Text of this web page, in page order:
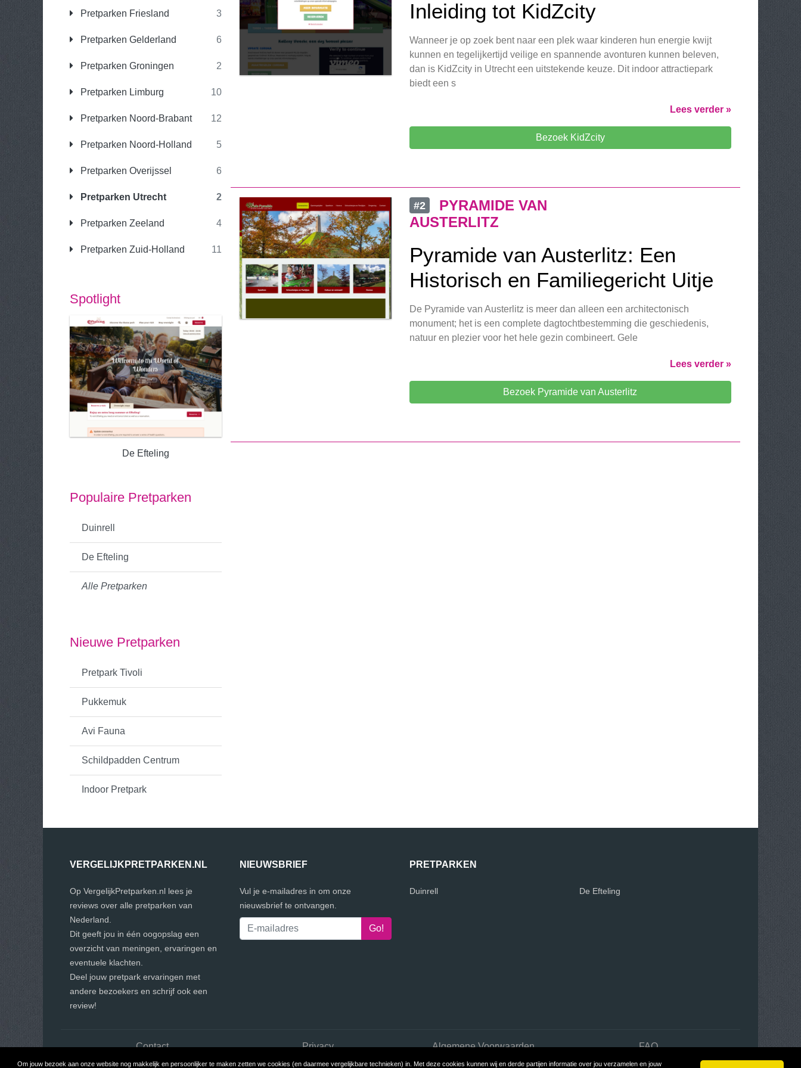
Om jouw bezoek aan onze website nog makkelijk en persoonlijker te maken zetten we cookies (en daarmee vergelijkbare technieken) in. Met deze cookies kunnen wij en derde partijen informatie over jou verzamelen en jouw
Pretparken Friesland 3
Pretparken Gelderland 6
Pretparken Groningen 2
Pretparken Limburg 10
Pretparken Noord-Brabant 12
Pretparken Noord-Holland 5
Pretparken Overijssel 6
Pretparken Utrecht 2
Pretparken Zeeland 4
Pretparken Zuid-Holland 11
Spotlight
De Efteling
Populaire Pretparken
Duinrell
De Efteling
Alle Pretparken
Nieuwe Pretparken
Pretpark Tivoli
Pukkemuk
Avi Fauna
Schildpadden Centrum
Indoor Pretpark
Inleiding tot KidZcity
Wanneer je op zoek bent naar een plek waar kinderen hun energie kwijt
kunnen en tegelijkertijd veilige en spannende avonturen kunnen beleven,
dan is KidZcity in Utrecht een uitstekende keuze. Dit indoor attractiepark
biedt een s
Lees verder »
Bezoek KidZcity
#2
PYRAMIDE VAN
AUSTERLITZ
Pyramide van Austerlitz: Een
Historisch en Familiegericht Uitje
De Pyramide van Austerlitz is meer dan alleen een architectonisch
monument; het is een complete dagtochtbestemming die geschiedenis,
natuur en plezier voor het hele gezin combineert. Gele
Lees verder »
Bezoek Pyramide van Austerlitz
VERGELIJKPRETPARKEN.NL
Op VergelijkPretparken.nl lees je
reviews over alle pretparken van
Nederland.
Dit geeft jou in één oogopslag een
overzicht van meningen, ervaringen en
eventuele klachten.
Deel jouw pretpark ervaringen met
andere bezoekers en schrijf ook een
review!
NIEUWSBRIEF
Vul je e-mailadres in om onze
nieuwsbrief te ontvangen.
PRETPARKEN
Duinrell De Efteling
Contact Privacy Algemene Voorwaarden FAQ